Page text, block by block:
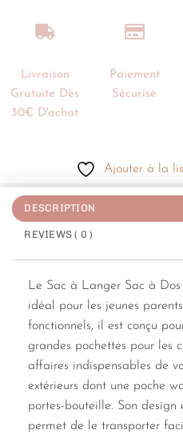
Livraison
Gratuite Dès
30€ D'achat
Paiement
Sécurisé
Ajouter à la
DESCRIPTION
REVIEWS ( 0 )
Le Sac à Langer Sac à
idéal pour les jeunes
fonctionnels, il est conçu
grandes pochettes pour les
affaires indispensables de
extérieurs dont une poche
portes-bouteille. Son
permet de le transporter